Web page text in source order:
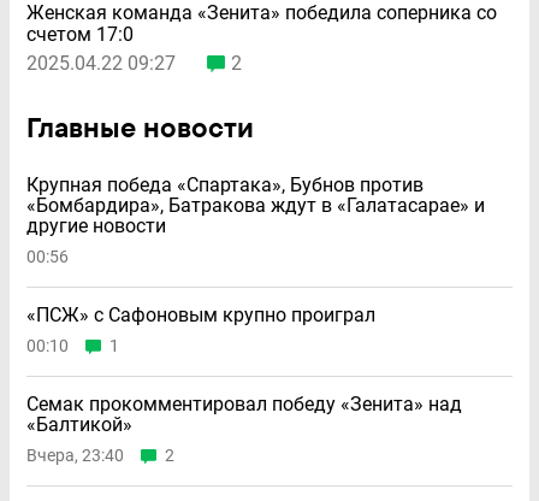
Женская команда «Зенита» победила соперника со
счетом 17:0
2025.04.22 09:27
2
Главные новости
Крупная победа «Спартака», Бубнов против
«Бомбардира», Батракова ждут в «Галатасарае» и
другие новости
00:56
«ПСЖ» с Сафоновым крупно проиграл
00:10 1
Семак прокомментировал победу «Зенита» над
«Балтикой»
Вчера, 23:40 2